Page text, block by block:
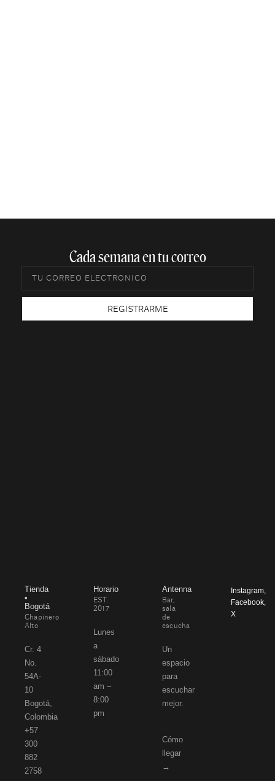
Cada semana en tu correo​
REGISTRARME
Tienda
•
Bogotá
Chapinero
Alto
Cr. 4
No.
54A-
10
Bogotá,
Colombia
+57
300
882
2758
Horario
EST.
2017
Lunes
a
sábado
11:00
am –
8:00
pm
Antenna
Bar,
sala
de
escucha
Un
espacio
para
escuchar
mejor.
Cómo
llegar
→
Instagram
Facebook
X